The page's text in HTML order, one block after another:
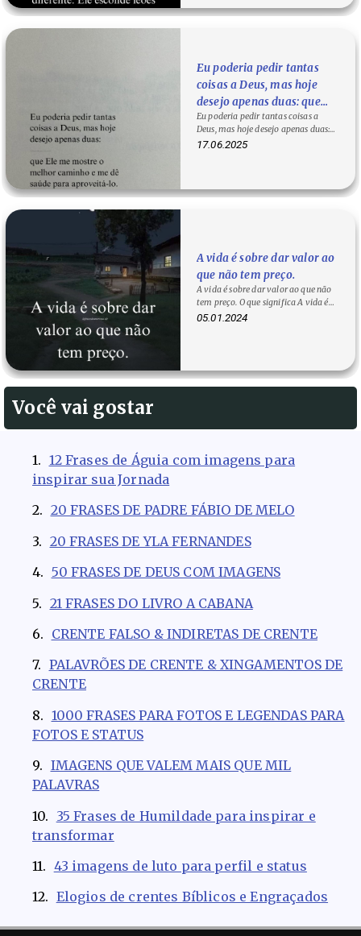
Eu poderia pedir tantas
coisas a Deus, mas hoje
desejo apenas duas: que
Ele me mostre o melhor
caminho e me dê saúde
para aproveitá-lo.
Eu poderia pedir tantas coisas a
Deus, mas hoje desejo apenas duas:
que Ele me mostre o melhor
17.06.2025
A vida é sobre dar valor ao
que não tem preço.
A vida é sobre dar valor ao que não
tem preço. O que significa A vida é
sobre dar valor ao que não tem…
05.01.2024
Você vai gostar
12 Frases de Águia com imagens para
inspirar sua Jornada
20 FRASES DE PADRE FÁBIO DE MELO
20 FRASES DE YLA FERNANDES
50 FRASES DE DEUS COM IMAGENS
21 FRASES DO LIVRO A CABANA
CRENTE FALSO & INDIRETAS DE CRENTE
PALAVRÕES DE CRENTE & XINGAMENTOS DE
CRENTE
1000 FRASES PARA FOTOS E LEGENDAS PARA
FOTOS E STATUS
IMAGENS QUE VALEM MAIS QUE MIL
PALAVRAS
35 Frases de Humildade para inspirar e
transformar
43 imagens de luto para perfil e status
Elogios de crentes Bíblicos e Engraçados